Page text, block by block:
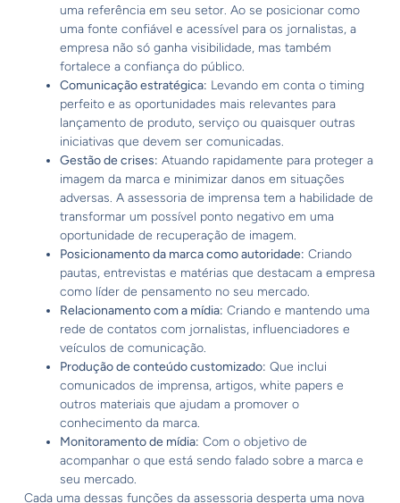
uma referência em seu setor. Ao se posicionar como
uma fonte confiável e acessível para os jornalistas, a
empresa não só ganha visibilidade, mas também
fortalece a confiança do público.
Comunicação estratégica: Levando em conta o timing
perfeito e as oportunidades mais relevantes para
lançamento de produto, serviço ou quaisquer outras
iniciativas que devem ser comunicadas.
Gestão de crises: Atuando rapidamente para proteger a
imagem da marca e minimizar danos em situações
adversas. A assessoria de imprensa tem a habilidade de
transformar um possível ponto negativo em uma
oportunidade de recuperação de imagem.
Posicionamento da marca como autoridade: Criando
pautas, entrevistas e matérias que destacam a empresa
como líder de pensamento no seu mercado.
Relacionamento com a mídia: Criando e mantendo uma
rede de contatos com jornalistas, influenciadores e
veículos de comunicação.
Produção de conteúdo customizado: Que inclui
comunicados de imprensa, artigos, white papers e
outros materiais que ajudam a promover o
conhecimento da marca.
Monitoramento de mídia: Com o objetivo de
acompanhar o que está sendo falado sobre a marca e
seu mercado.
Cada uma dessas funções da assessoria desperta uma nova